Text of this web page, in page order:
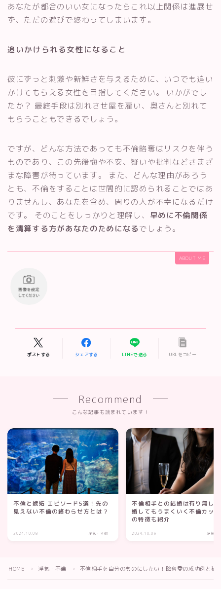
あなたが都合のいい女になったらこれ以上関係は進展せ
ず、ただの遊びで終わってしまいます。
追いかけられる女性になること
彼にずっと刺激や新鮮さを与えるために、いつでも追い
かけてもらえる女性を目指してください。 いかがでし
たか？ 最終手段は別れさせ屋を雇い、奥さんと別れて
もらうこともできるでしょう。
ですが、どんな方法であっても不倫略奪はリスクを伴う
ものであり、この先後悔や不安、疑いや批判などさまざ
まな障害が待っています。 また、どんな理由があろう
とも、不倫をすることは世間的に認められることではあ
りませんし、あなたを含め、周りの人が不幸になるだけ
です。 そのことをしっかりと理解し、 早めに不倫関係
を清算する方があなたのためになるでしょう。
ABOUT ME
ポストする シェアする LINEで送る URLをコピー
Recommend
こんな記事も読まれています！
不倫と嫉妬 エピソード5選！先の
見えない不倫の終わらせ方とは？
2024.10.08 浮気・不倫
不倫相手との結婚は有り無し
婚してもうまくいく不倫カッ
の特徴も紹介
2024.10.09 浮気・
HOME ＞ 浮気・不倫 ＞ 不倫相手を自分のものにしたい！略奪愛の成功例と秘